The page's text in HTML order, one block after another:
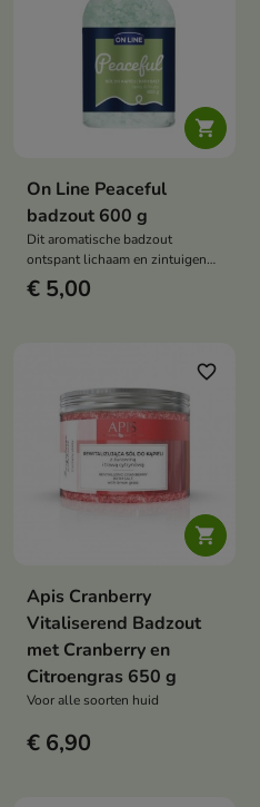

On Line Peaceful
badzout 600 g
Dit aromatische badzout
ontspant lichaam en zintuigen
met zijn unieke, fruitig-zoete
geur. Perfect voor een
€ 5,00

favorite_border
Apis Cranberry
Vitaliserend Badzout
met Cranberry en
Citroengras 650 g
Voor alle soorten huid
€ 6,90